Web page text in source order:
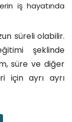
iş hayatında
süreli olabilir.
şeklinde
süre ve diğer
için ayrı ayrı